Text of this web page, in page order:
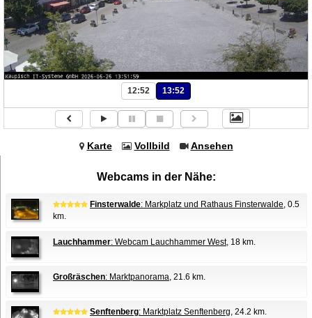
12:52 13:52
Karte Vollbild Ansehen
Webcams in der Nähe:
Finsterwalde: Markplatz und Rathaus Finsterwalde, 0.5
km.
Lauchhammer: Webcam Lauchhammer West, 18 km.
Großräschen: Marktpanorama, 21.6 km.
Senftenberg: Marktplatz Senftenberg, 24.2 km.